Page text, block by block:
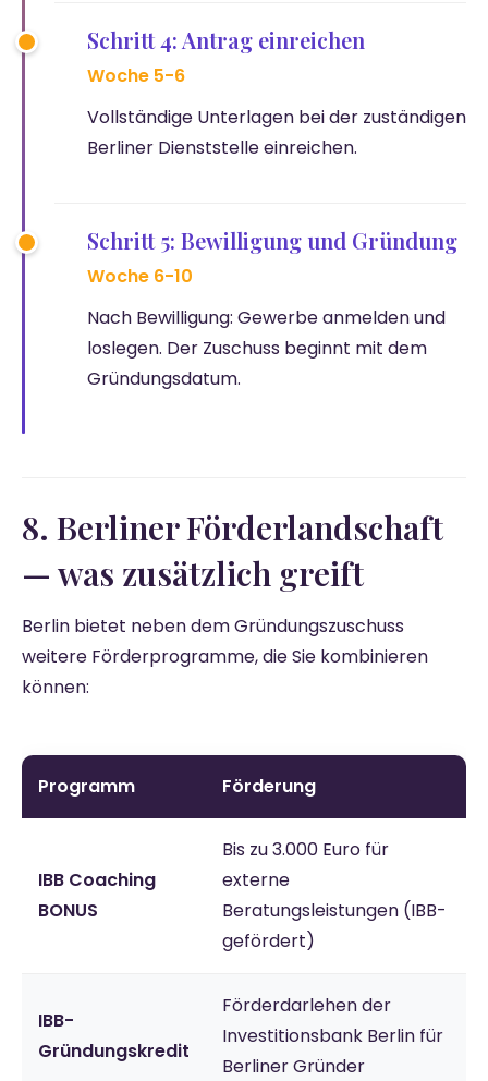
Schritt 4: Antrag einreichen
Woche 5-6
Vollständige Unterlagen bei der zuständigen
Berliner Dienststelle einreichen.
Schritt 5: Bewilligung und Gründung
Woche 6-10
Nach Bewilligung: Gewerbe anmelden und
loslegen. Der Zuschuss beginnt mit dem
Gründungsdatum.
8. Berliner Förderlandschaft
— was zusätzlich greift
Berlin bietet neben dem Gründungszuschuss
weitere Förderprogramme, die Sie kombinieren
können:
Programm Förderung
IBB Coaching
BONUS
Bis zu 3.000 Euro für
externe
Beratungsleistungen (IBB-
gefördert)
IBB-
Gründungskredit
Förderdarlehen der
Investitionsbank Berlin für
Berliner Gründer